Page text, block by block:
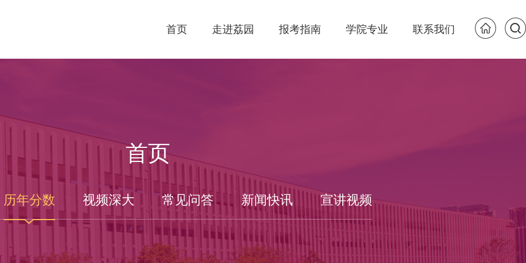
首页 走进荔园 报考指南 学院专业 联系我们
首页
历年分数 视频深大 常见问答 新闻快讯 宣讲视频